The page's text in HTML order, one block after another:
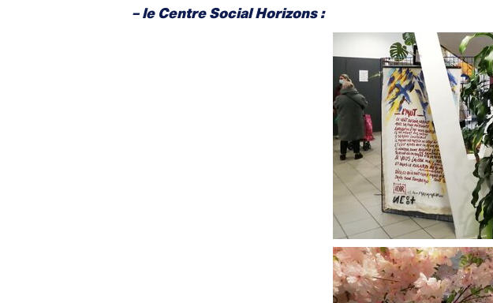
– le Centre Social Horizons :